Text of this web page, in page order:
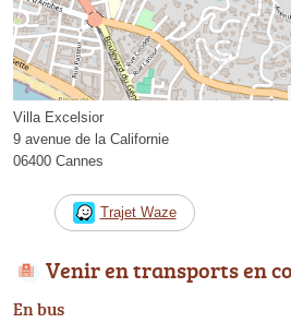
Villa Excelsior
9 avenue de la Californie
06400 Cannes
Trajet Waze
Venir en transports en
En bus